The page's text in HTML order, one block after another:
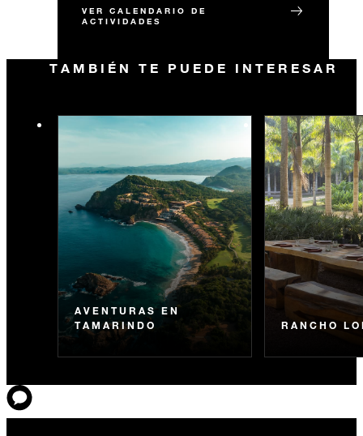
VER CALENDARIO DE
ACTIVIDADES
TAMBIÉN TE PUEDE INTERESAR
AVENTURAS EN
TAMARINDO
RANCHO